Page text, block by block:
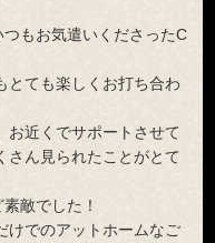
もお気遣いくださったC
とても楽しくお打ち合わ
お近くでサポートさせて
さん見られたことがとて
敵でした！
けでのアットホームなご